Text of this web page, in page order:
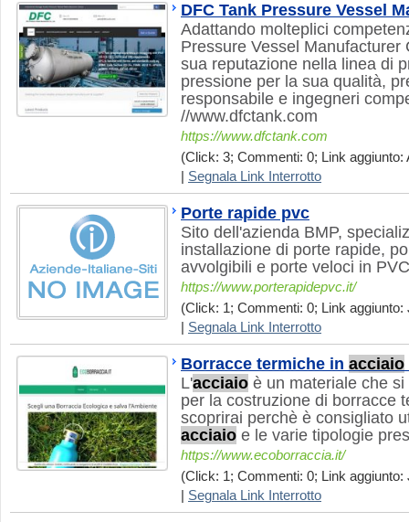
DFC Tank Pressure Vessel
Adattando molteplici
Pressure Vessel
sua reputazione nella linea di
pressione per la sua qualità,
responsabile e ingegneri
//www.dfctank.com
https://www.dfctank.com
(Click: 3; Commenti: 0; Link aggiunto:
Segnala Link Interrotto
Porte rapide pvc
Sito dell'azienda BMP,
installazione di porte rapide,
avvolgibili e porte veloci in
https://www.porterapidepvc.it/
(Click: 1; Commenti: 0; Link aggiunto:
Segnala Link Interrotto
Borracce termiche in acciaio
L'acciaio è un materiale che
per la costruzione di borracce
scoprirai perchè è consigliato
acciaio e le varie tipologie
https://www.ecoborraccia.it/
(Click: 1; Commenti: 0; Link aggiunto:
Segnala Link Interrotto